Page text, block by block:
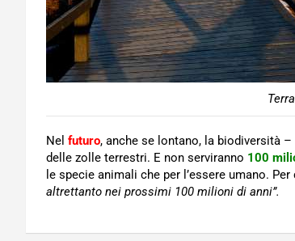
Nel futuro, anche se lontano, la biodiversità
delle zolle terrestri. E non serviranno 100
le specie animali che per l’essere umano.
altrettanto nei prossimi 100 milioni di anni”.